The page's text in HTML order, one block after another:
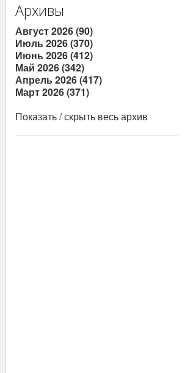
Архивы
Август 2026 (90)
Июль 2026 (370)
Июнь 2026 (412)
Май 2026 (342)
Апрель 2026 (417)
Март 2026 (371)
Показать / скрыть весь архив